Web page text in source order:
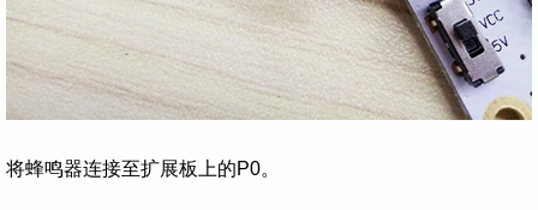
将蜂鸣器连接至扩展板上的P0。